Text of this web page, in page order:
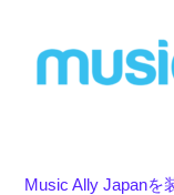
Music Ally Japanを